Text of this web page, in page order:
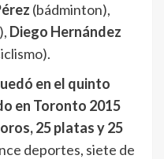
(bádminton),
Diego Hernández
en el quinto
en Toronto 2015
25 platas y 25
deportes, siete de